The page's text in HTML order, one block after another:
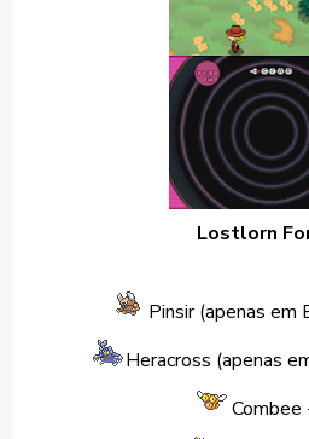
Lostlorn
Pinsir (apenas em
Heracross (apenas
Combee